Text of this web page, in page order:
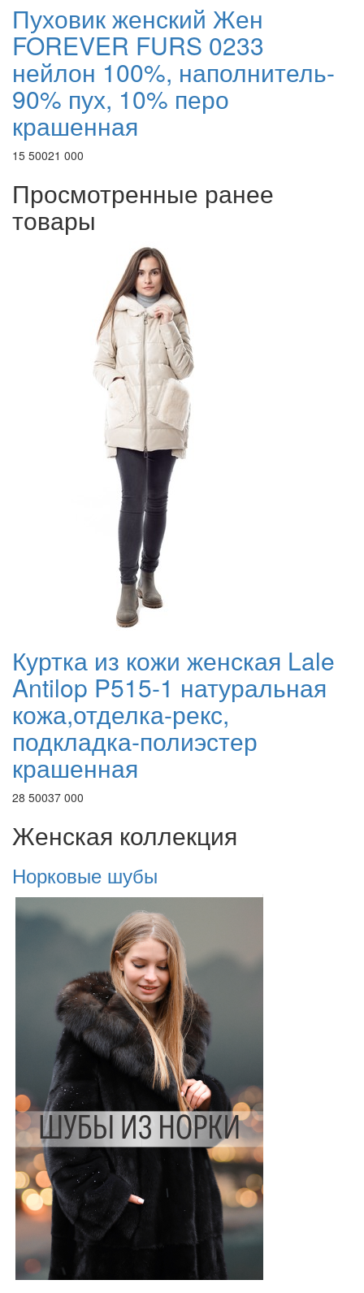
Пуховик женский Жен
FOREVER FURS 0233
нейлон 100%, наполнитель-
90% пух, 10% перо
крашенная
15 50021 000
Просмотренные ранее
товары
Куртка из кожи женская Lale
Antilop P515-1 натуральная
кожа,отделка-рекс,
подкладка-полиэстер
крашенная
28 50037 000
Женская коллекция
Норковые шубы